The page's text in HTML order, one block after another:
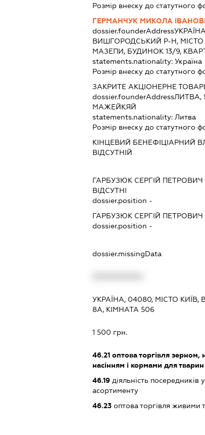
Розмір внеску до статутного
ГЕРМАНЧУК МИКОЛА
dossier.founderAddress
ВИШГОРОДСЬКИЙ Р-Н,
МАЗЕПИ, БУДИНОК 13/9,
statements.nationality: Україна
Розмір внеску до статутного
ЗАКРИТЕ АКЦІОНЕРНЕ
dossier.founderAddressЛИТВА,
МАЖЕЙКЯЙ
statements.nationality: Литва
Розмір внеску до статутного
КІНЦЕВИЙ БЕНЕФІЦІАРНИЙ
ВІДСУТНІЙ
ГАРБУЗЮК СЕРГІЙ ПЕТРОВИЧ
ВІДСУТНІ
dossier.position -
ГАРБУЗЮК СЕРГІЙ ПЕТРОВИЧ
dossier.position -
dossier.missingData
УКРАЇНА, 04080, МІСТО
8А, КІМНАТА 506
1 500 грн.
46.21оптова торгівля
насінням і кормами для тварин
46.19діяльність посередників
асортименту
46.23оптова торгівля живими